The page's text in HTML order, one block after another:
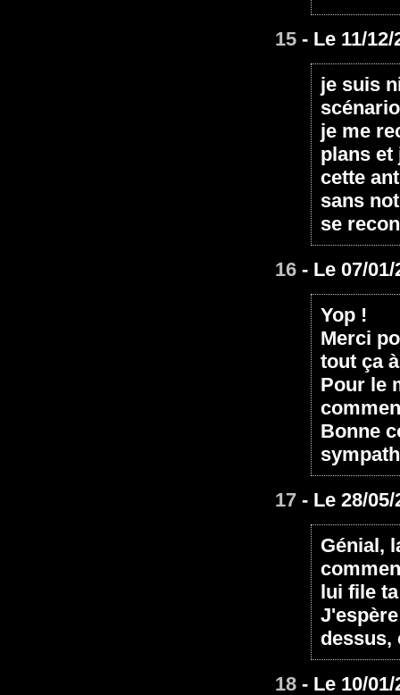
15 - Le 11/
je suis
je me
plans et
cette
sans
se
16 - Le 07/
Yop !
Merci
tout ça
Pour le
Bonne
17 - Le 28/
Génial,
lui file
dessus,
18 - Le 10/